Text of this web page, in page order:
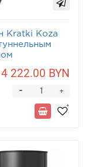
Kratki Koza
4 222.00 BYN
+
-